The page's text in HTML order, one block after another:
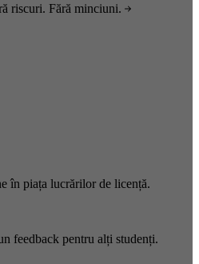
riscuri. Fără minciuni.
în piața lucrărilor de licență.
feedback pentru alți studenți.